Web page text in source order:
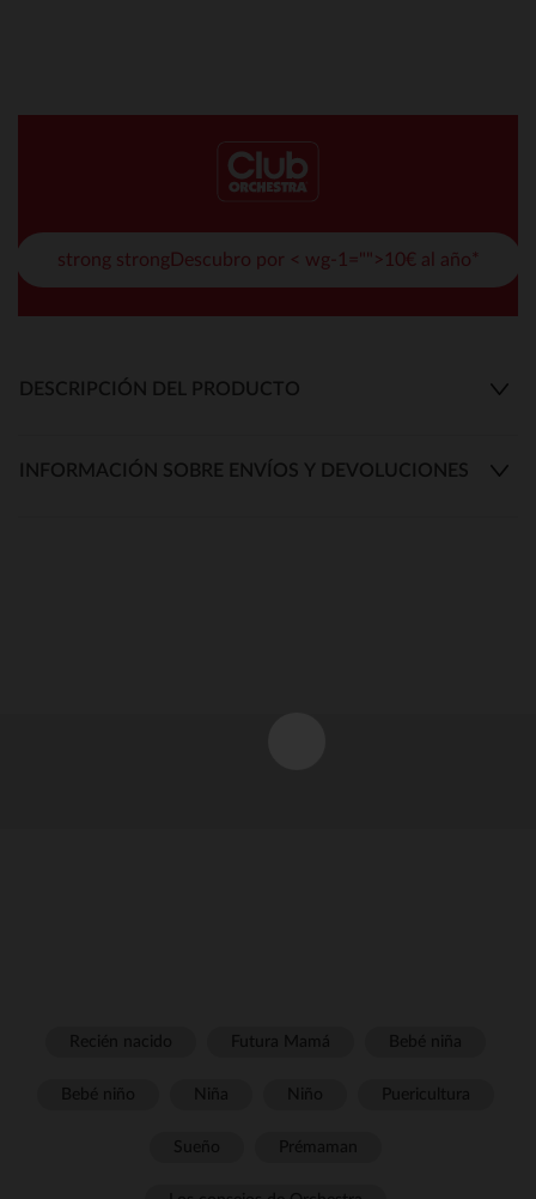
strong strongDescubro por < wg-1="">10€ al año*
DESCRIPCIÓN DEL PRODUCTO
INFORMACIÓN SOBRE ENVÍOS Y DEVOLUCIONES